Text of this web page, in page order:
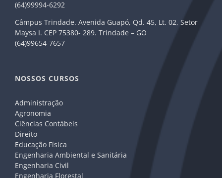
(64)99994-6292
Câmpus Trindade. Avenida Guapó, Qd. 45, Lt. 02, Setor
Maysa I. CEP 75380- 289. Trindade – GO
(64)99654-7657
NOSSOS CURSOS
Administração
Agronomia
Ciências Contábeis
Direito
Educação Física
Engenharia Ambiental e Sanitária
Engenharia Civil
Engenharia Florestal